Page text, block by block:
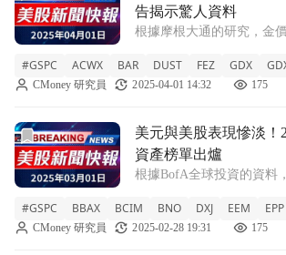
告揭示驚人資料
根據摩根大通的研究，金
佳資產。 在全球貿易緊張
價展現了強勁的抗壓能力
#GSPC ACWX BAR DUST FEZ GDX
CMoney 研究員 2025-04-01 14:32 175
前往美元與美股表現慘淡！2023年最差資
美元與美股表現慘淡！
資產榜單出爐
根據BofA全球投資的資料
的資產。 隨著2023年的進
化引起了廣泛關注。最新
#GSPC BBAX BCIM BNO DXJ EEM EPP
CMoney 研究員 2025-02-28 19:31 175